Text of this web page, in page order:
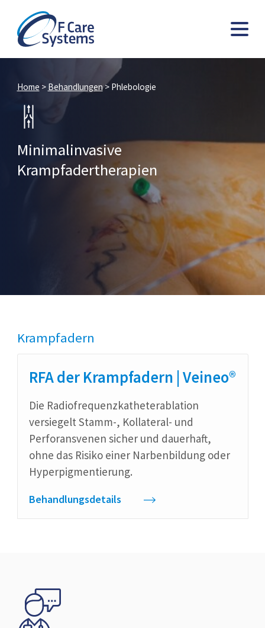
Home > Behandlungen> Phlebologie
Minimalinvasive
Krampfadertherapien
Krampfadern
RFA der Krampfadern | Veineo®
Die Radiofrequenzkatheterablation
versiegelt Stamm-, Kollateral- und
Perforansvenen sicher und dauerhaft,
ohne das Risiko einer Narbenbildung oder
Hyperpigmentierung.
Behandlungsdetails